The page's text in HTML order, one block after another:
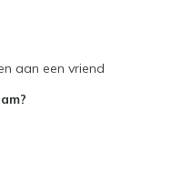
aan een vriend